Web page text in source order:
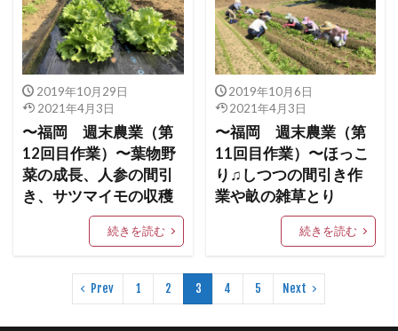
2019年10月29日
2021年4月3日
〜福岡 週末農業（第
12回目作業）〜葉物野
菜の成長、人参の間引
き、サツマイモの収穫
続きを読む
2019年10月6日
2021年4月3日
〜福岡 週末農業（第
11回目作業）〜ほっこ
り♫しつつの間引き作
業や畝の雑草とり
続きを読む
Prev 1 2 3 4 5 Next